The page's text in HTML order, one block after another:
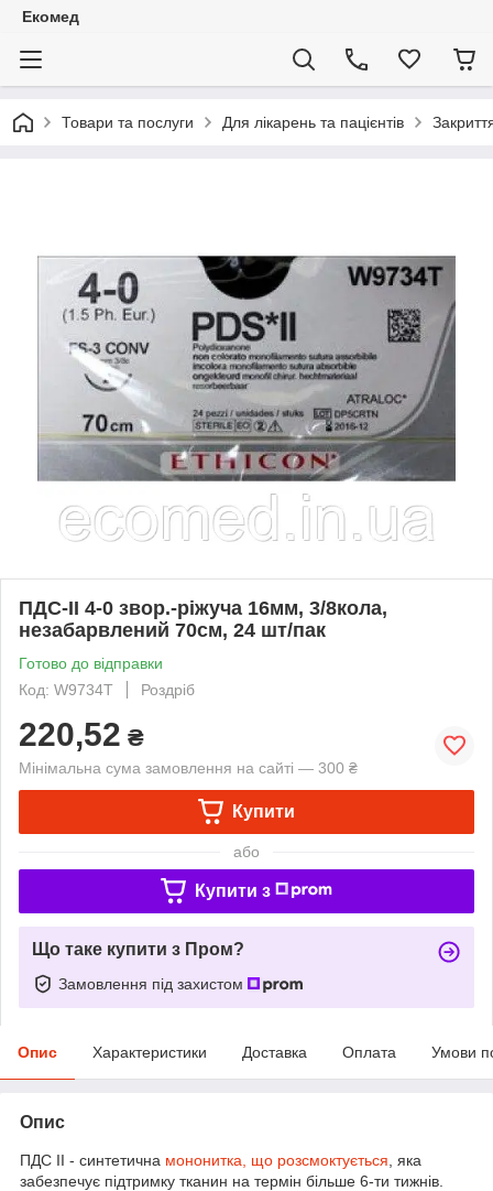
Екомед
Товари та послуги Для лікарень та пацієнтів
ПДС-ІІ 4-0 звор.-ріжуча 16мм, 3/8кола,
незабарвлений 70см, 24 шт/пак
Готово до відправки
Код: W9734T
Роздріб
220,52 ₴
Мінімальна сума замовлення на сайті — 300 ₴
Купити
або
Купити з
Що таке купити з Пром?
Замовлення під захистом
Опис Характеристики Доставка Оплата Умови
Опис
ПДС II - синтетична мононитка, що розсмоктується , яка
забезпечує підтримку тканин на термін більше 6-ти тижнів.